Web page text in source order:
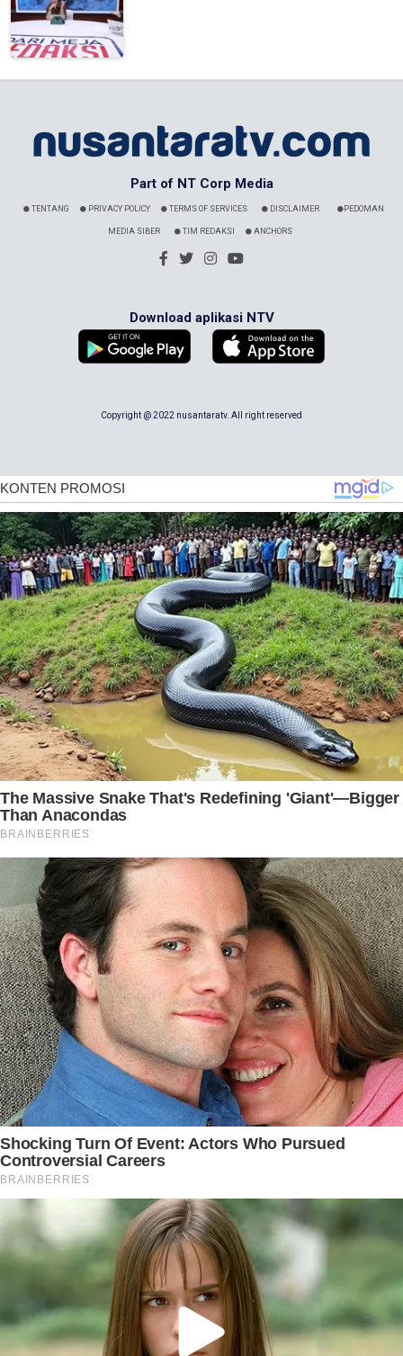
Part of NT Corp Media
TENTANG PRIVACY POLICY TERMS OF SERVICES DISCLAIMER PEDOMAN
MEDIA SIBER TIM REDAKSI ANCHORS
Download aplikasi NTV
Copyright @ 2022 nusantaratv. All right reserved